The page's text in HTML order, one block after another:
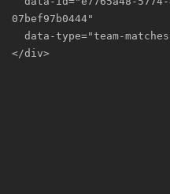
07bef97b0444"
</div>